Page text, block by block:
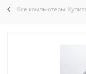
Все компьютеры.